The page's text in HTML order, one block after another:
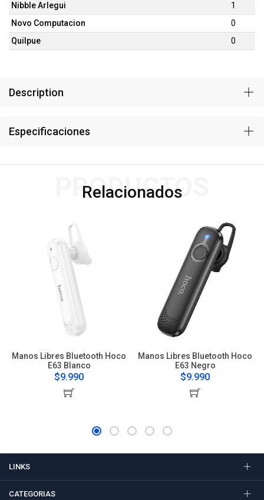
Nibble Arlegui
1
Novo Computacion
0
Quilpue
0
Description
Especificaciones
Relacionados
PRODUCTOS
Manos Libres Bluetooth Hoco
E63 Blanco
$9.990
Manos Libres Bluetooth Hoco
E63 Negro
$9.990
LINKS
CATEGORIAS